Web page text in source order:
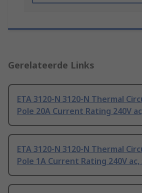
Gerelateerde Links
ETA 3120-N 3120-N Thermal
Pole 20A Current Rating 240V
ETA 3120-N 3120-N Thermal
Pole 1A Current Rating 240V ac,